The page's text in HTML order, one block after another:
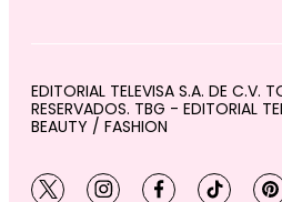
EDITORIAL TELEVISA S.A. DE C.V.
RESERVADOS. TBG - EDITORIAL
BEAUTY / FASHION